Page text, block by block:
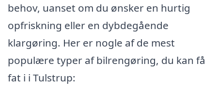
behov, uanset om du ønsker en hurtig
opfriskning eller en dybdegående
klargøring. Her er nogle af de mest
populære typer af bilrengøring, du kan få
fat i i Tulstrup: